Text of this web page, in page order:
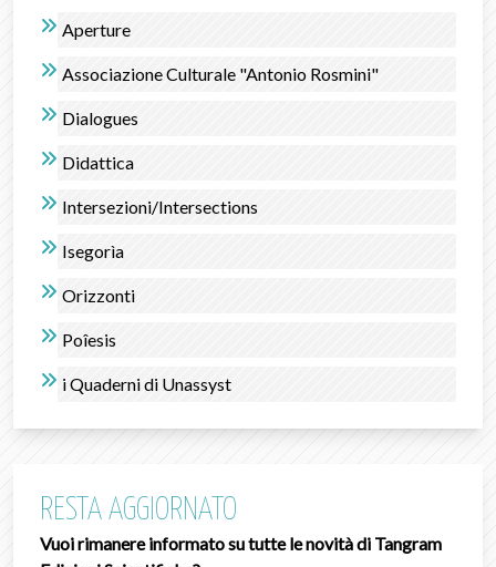
Aperture
Associazione Culturale "Antonio Rosmini"
Dialogues
Didattica
Intersezioni/Intersections
Isegorìa
Orizzonti
Poîesis
i Quaderni di Unassyst
RESTA AGGIORNATO
Vuoi rimanere informato su tutte le novità di Tangram